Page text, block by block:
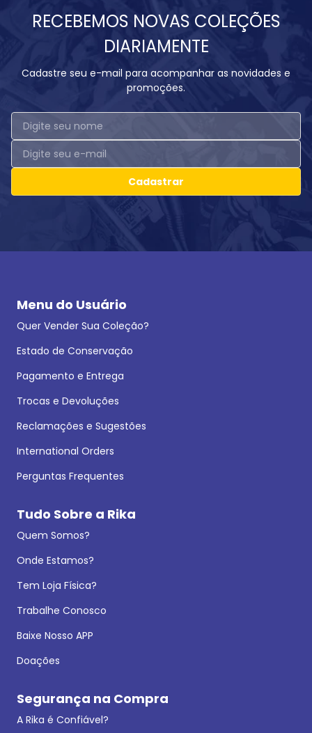
RECEBEMOS NOVAS COLEÇÕES
DIARIAMENTE
Cadastre seu e-mail para acompanhar as novidades e
promoções.
Cadastrar
Menu do Usuário
Quer Vender Sua Coleção?
Estado de Conservação
Pagamento e Entrega
Trocas e Devoluções
Reclamações e Sugestões
International Orders
Perguntas Frequentes
Tudo Sobre a Rika
Quem Somos?
Onde Estamos?
Tem Loja Física?
Trabalhe Conosco
Baixe Nosso APP
Doações
Segurança na Compra
A Rika é Confiável?